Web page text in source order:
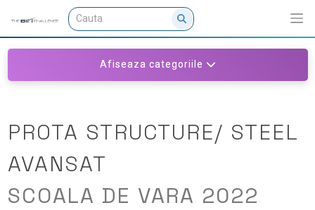
Afiseaza categoriile
PROTA STRUCTURE/ STEEL
AVANSAT
SCOALA DE VARA 2022